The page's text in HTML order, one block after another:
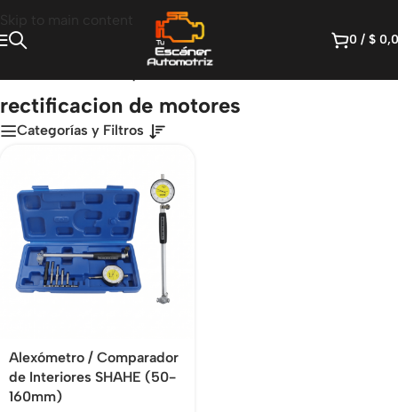
Skip to main content
0 / $
rectificacion de motores
Categorías y Filtros
Alexómetro / Comparador
de Interiores SHAHE (50-
160mm)